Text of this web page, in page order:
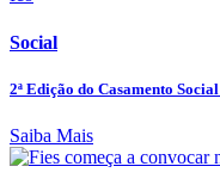
Social
2ª Edição do Casamento
Saiba Mais